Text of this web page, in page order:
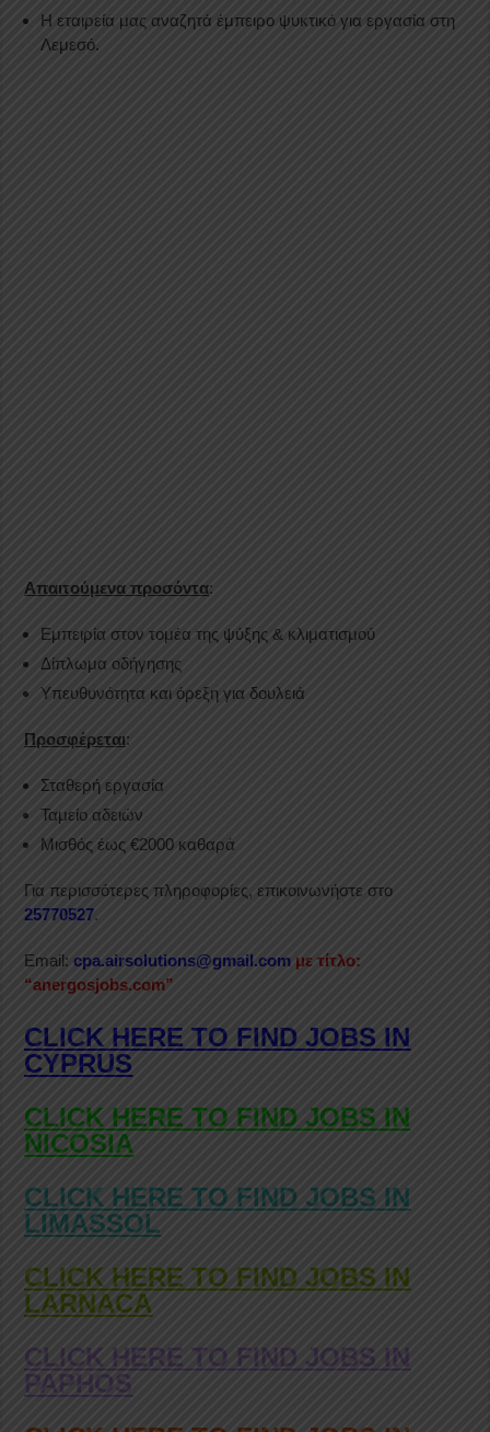
Η εταιρεία μας αναζητά έμπειρο ψυκτικό για εργασία στη
Λεμεσό.
Απαιτούμενα προσόντα:
Εμπειρία στον τομέα της ψύξης & κλιματισμού
Δίπλωμα οδήγησης
Υπευθυνότητα και όρεξη για δουλειά
Προσφέρεται:
Σταθερή εργασία
Ταμείο αδειών
Μισθός έως €2000 καθαρά
Για περισσότερες πληροφορίες, επικοινωνήστε στο
25770527.
Email:cpa.airsolutions@gmail.com με τίτλο:
“anergosjobs.com”
CLICK HERE TO FIND JOBS IN
CYPRUS
CLICK HERE TO FIND JOBS IN
NICOSIA
CLICK HERE TO FIND JOBS IN
LIMASSOL
CLICK HERE TO FIND JOBS IN
LARNACA
CLICK HERE TO FIND JOBS IN
PAPHOS